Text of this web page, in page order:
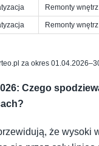
Remonty wnętrz
Remonty wnętrz
za okres
Czego
że wysoki